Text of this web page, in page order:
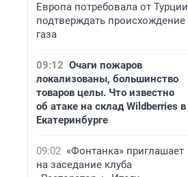
Европа потребовала от Турции
подтверждать происхождение
газа
09:12 Очаги пожаров
локализованы, большинство
товаров целы. Что известно
об атаке на склад Wildberries в
Екатеринбурге
09:02 «Фонтанка» приглашает
на заседание клуба